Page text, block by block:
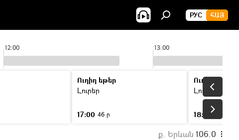
РУС ՀԱՅ
12:00 13:00
Ուղիղ եթեր
Լուրեր
17:00 46 ր
Ուղիղ եթեր
Լուրեր
18:00
ք. Երևան 106.0